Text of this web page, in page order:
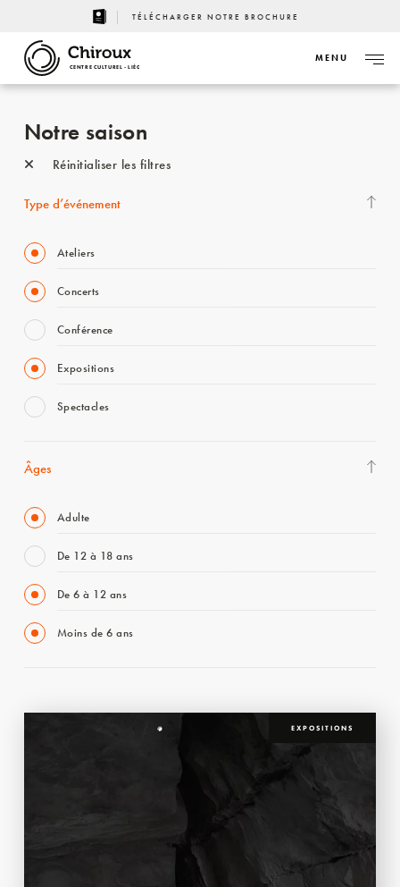
TÉLÉCHARGER NOTRE BROCHURE
CENTRE CULTUREL - LIÈGE
MENU
Notre saison
Réinitialiser les filtres
Type d’événement
Ateliers
Concerts
Conférence
Expositions
Spectacles
Âges
Adulte
De 12 à 18 ans
De 6 à 12 ans
Moins de 6 ans
EXPOSITIONS